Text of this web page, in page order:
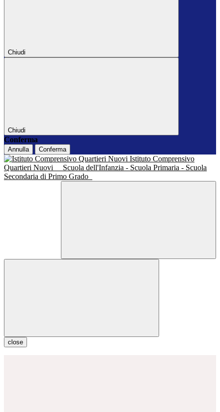
Chiudi
Chiudi
Conferma
Annulla Conferma
Istituto Comprensivo
Quartieri Nuovi
Scuola dell'Infanzia - Scuola Primaria - Scuola
Secondaria di Primo Grado
close